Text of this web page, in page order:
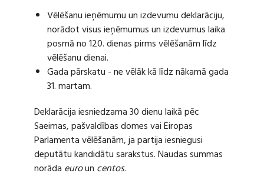
Vēlēšanu ieņēmumu un izdevumu deklarāciju,
norādot visus ieņēmumus un izdevumus laika
posmā no 120. dienas pirms vēlēšanām līdz
vēlēšanu dienai.
Gada pārskatu - ne vēlāk kā līdz nākamā gada
31. martam.
Deklarācija iesniedzama 30 dienu laikā pēc
Saeimas, pašvaldības domes vai Eiropas
Parlamenta vēlēšanām, ja partija iesniegusi
deputātu kandidātu sarakstus. Naudas summas
norāda euroun centos.